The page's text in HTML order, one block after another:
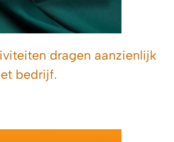
dragen aanzienlijk
bedrijf.